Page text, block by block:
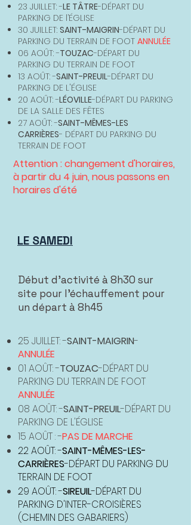
23 JUILLET: -LE TÂTRE-DÉPART DU
PARKING DE l’ÉGLISE
30 JUILLET: SAINT-MAIGRIN-DÉPART DU
PARKING DU TERRAIN DE FOOT ANNULÉE
06 AOÛT: -TOUZAC-DÉPART DU
PARKING DU TERRAIN DE FOOT
13 AOÛT: -SAINT-PREUIL-DÉPART DU
PARKING DE L'ÉGLISE
20 AOÛT: -LÉOVILLE-DÉPART DU PARKING
DE LA SALLE DES FÊTES
27 AOÛT: -SAINT-MÊMES-LES
CARRIÈRES- DÉPART DU PARKING DU
TERRAIN DE FOOT
Attention : changement d'horaires,
à partir du 4 juin, nous passons en
horaires d'été
Début d'activité à 8h30 sur
site pour l'échauffement pour
un départ à 8h45
25 JUILLET: -SAINT-MAIGRIN-
ANNULÉE
01 AOÛT: -TOUZAC-DÉPART DU
PARKING DU TERRAIN DE FOOT
ANNULÉE
08 AOÛT: -SAINT-PREUIL-DÉPART DU
PARKING DE L'ÉGLISE
15 AOÛT : -PAS DE MARCHE
22 AOÛT: -SAINT-MÊMES-LES-
CARRIÈRES-DÉPART DU PARKING DU
TERRAIN DE FOOT
29 AOÛT: -SIREUIL-DÉPART DU
PARKING D'INTER-CROISIÈRES
(CHEMIN DES GABARIERS)
LE SAMEDI